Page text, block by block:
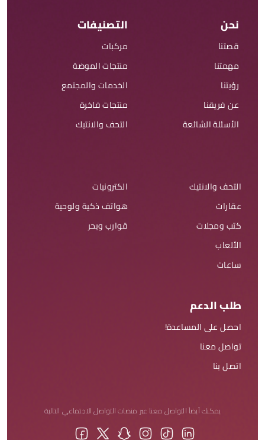
نحن
قصتنا
مهمتنا
رؤيتنا
عن فريقنا
الأسئلة الشائعة
التصنيفات
مركبات
منتجات الموضة
الخدمات والمجتمع
منتجات فاخرة
التحف والانتيك
التحف والانتيك
عقارات
كتب ومجلات
الألعاب
ساعات
الكترونيات
هواتف ذكية ولوحية
قوارب وبحر
طلب الدعم
احصل على المساعدة!
تواصل معنا
اتصل بنا
يمكنك أيضاً التواصل معنا عبر منصات التواصل الاجتماعي التالية